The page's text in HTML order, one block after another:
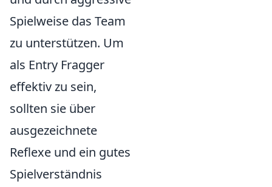
Spielweise das Team
zu unterstützen. Um
als Entry Fragger
effektiv zu sein,
sollten sie über
ausgezeichnete
Reflexe und ein gutes
Spielverständnis